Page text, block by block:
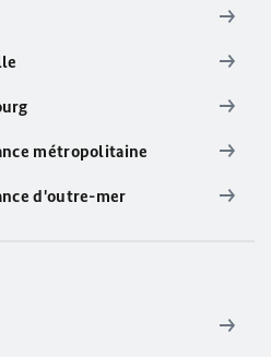
métropolitaine
d'outre-mer